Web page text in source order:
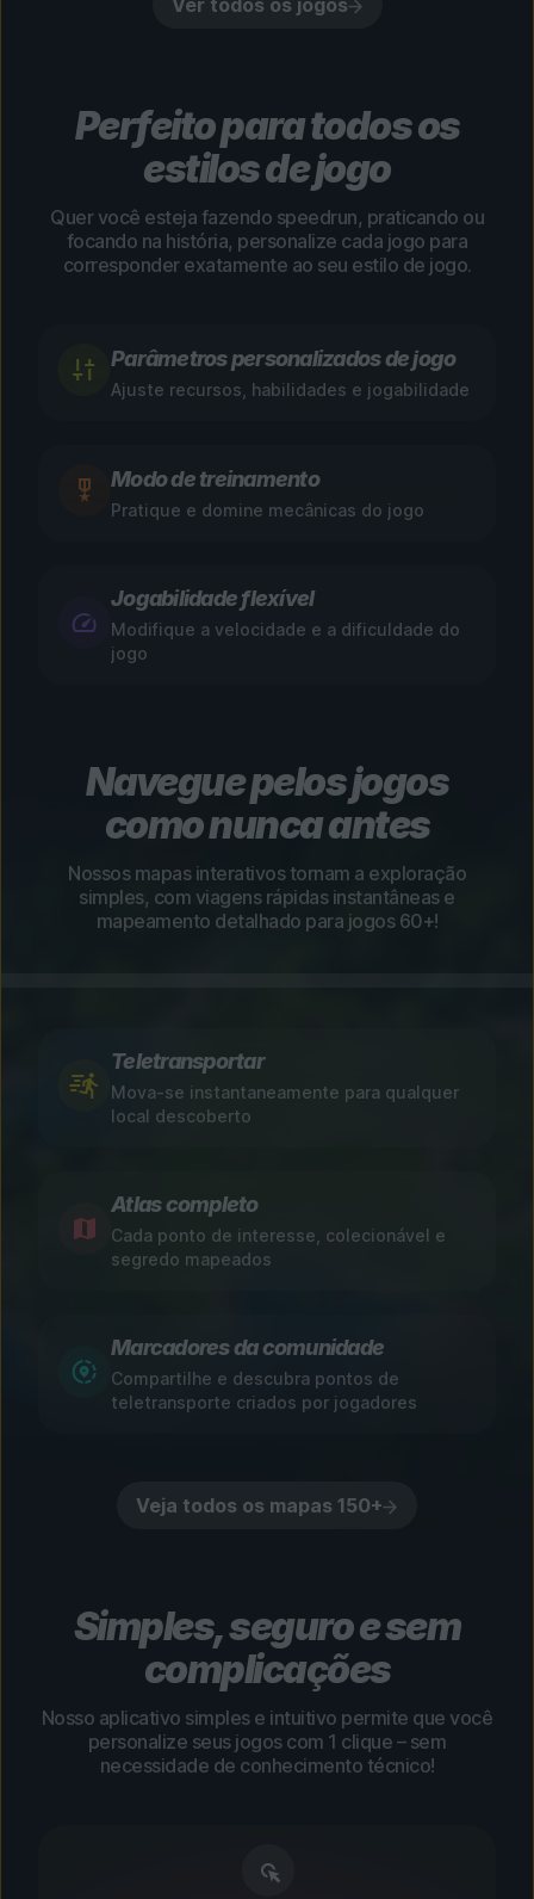
Ver todos os jogos
Perfeito para todos os
estilos de jogo
Quer você esteja fazendo speedrun, praticando ou
focando na história, personalize cada jogo para
corresponder exatamente ao seu estilo de jogo.
Parâmetros personalizados de jogo
Ajuste recursos, habilidades e jogabilidade
Modo de treinamento
Pratique e domine mecânicas do jogo
Jogabilidade flexível
Modifique a velocidade e a dificuldade do
jogo
Navegue pelos jogos
como nunca antes
Nossos mapas interativos tornam a exploração
simples, com viagens rápidas instantâneas e
mapeamento detalhado para jogos 60+!
Teletransportar
Mova-se instantaneamente para qualquer
local descoberto
Atlas completo
Cada ponto de interesse, colecionável e
segredo mapeados
Marcadores da comunidade
Compartilhe e descubra pontos de
teletransporte criados por jogadores
Veja todos os mapas 150+
Simples, seguro e sem
complicações
Nosso aplicativo simples e intuitivo permite que você
personalize seus jogos com 1 clique – sem
necessidade de conhecimento técnico!